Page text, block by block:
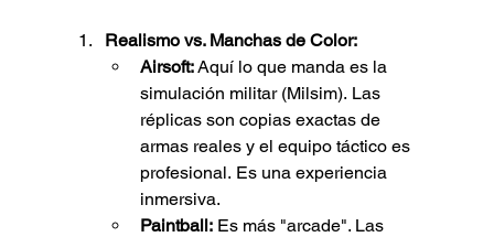
Realismo vs. Manchas de Color:
Airsoft: Aquí lo que manda es la
simulación militar (Milsim). Las
réplicas son copias exactas de
armas reales y el equipo táctico es
profesional. Es una experiencia
inmersiva.
Paintball: Es más "arcade". Las